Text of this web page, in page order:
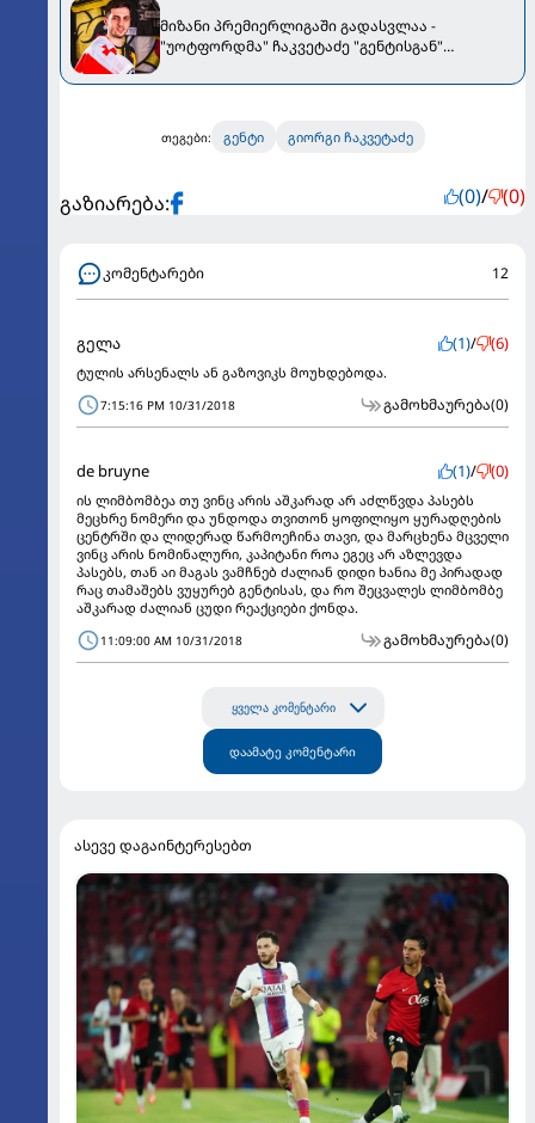
მიზანი პრემიერლიგაში გადასვლაა -
"უოტფორდმა" ჩაკვეტაძე "გენტისგან"
თეგები: გენტი გიორგი ჩაკვეტაძე
გაზიარება: (0)/ (0)
კომენტარები 12
გელა (1)/ (6)
ტულის არსენალს ან გაზოვიკს მოუხდებოდა.
7:15:16 PM 10/31/2018 გამოხმაურება(0)
de bruyne (1)/ (0)
ის ლიმბომბეა თუ ვინც არის აშკარად არ აძლწვდა პასებს
მეცხრე ნომერი და უნდოდა თვითონ ყოფილიყო ყურადღების
ცენტრში და ლიდერად წარმოეჩინა თავი, და მარცხენა მცველი
ვინც არის ნომინალური, კაპიტანი როა ეგეც არ აზლევდა
პასებს, თან აი მაგას ვამჩნებ ძალიან დიდი ხანია მე პირადად
რაც თამაშებს ვუყურებ გენტისას, და რო შეცვალეს ლიმბომბე
აშკარად ძალიან ცუდი რეაქციები ქონდა.
11:09:00 AM 10/31/2018 გამოხმაურება(0)
ყველა კომენტარი
დაამატე კომენტარი
ასევე დაგაინტერესებთ